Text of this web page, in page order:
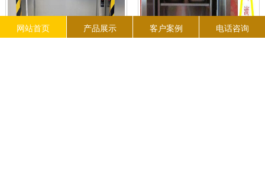
网站首页 产品展示 客户案例 电话咨询